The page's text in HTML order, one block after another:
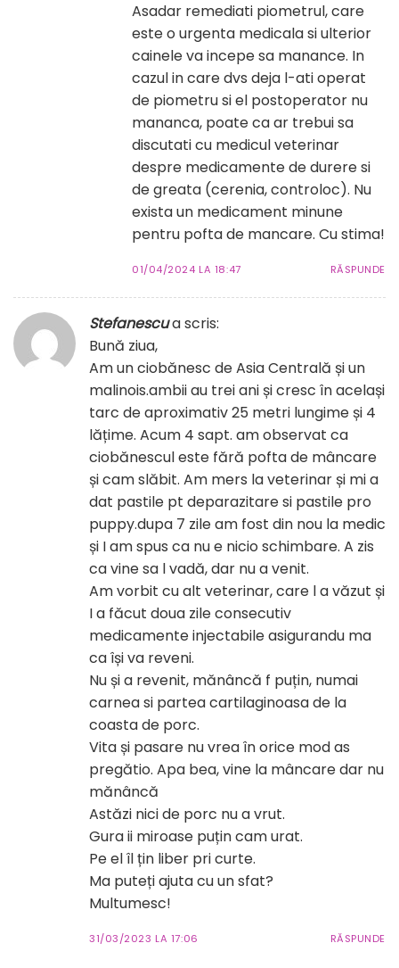
Asadar remediati piometrul, care
este o urgenta medicala si ulterior
cainele va incepe sa manance. In
cazul in care dvs deja l-ati operat
de piometru si el postoperator nu
mananca, poate ca ar trebui sa
discutati cu medicul veterinar
despre medicamente de durere si
de greata (cerenia, controloc). Nu
exista un medicament minune
pentru pofta de mancare. Cu stima!
01/04/2024 LA 18:47 RĂSPUNDE
Stefanescua scris:
Bună ziua,
Am un ciobănesc de Asia Centrală și un
malinois.ambii au trei ani și cresc în același
tarc de aproximativ 25 metri lungime și 4
lățime. Acum 4 sapt. am observat ca
ciobănescul este fără pofta de mâncare
și cam slăbit. Am mers la veterinar și mi a
dat pastile pt deparazitare si pastile pro
puppy.dupa 7 zile am fost din nou la medic
și I am spus ca nu e nicio schimbare. A zis
ca vine sa l vadă, dar nu a venit.
Am vorbit cu alt veterinar, care l a văzut și
I a făcut doua zile consecutiv
medicamente injectabile asigurandu ma
ca își va reveni.
Nu și a revenit, mănâncă f puțin, numai
carnea si partea cartilaginoasa de la
coasta de porc.
Vita și pasare nu vrea în orice mod as
pregătio. Apa bea, vine la mâncare dar nu
mănâncă
Astăzi nici de porc nu a vrut.
Gura ii miroase puțin cam urat.
Pe el îl țin liber pri curte.
Ma puteți ajuta cu un sfat?
Multumesc!
31/03/2023 LA 17:06 RĂSPUNDE